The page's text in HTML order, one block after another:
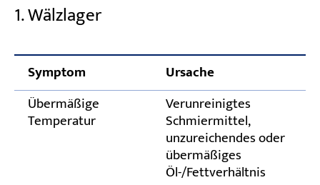
1. Wälzlager
Symptom
Ursache
Übermäßige
Temperatur
Verunreinigtes
Schmiermittel,
unzureichendes oder
übermäßiges
Öl-/Fettverhältnis